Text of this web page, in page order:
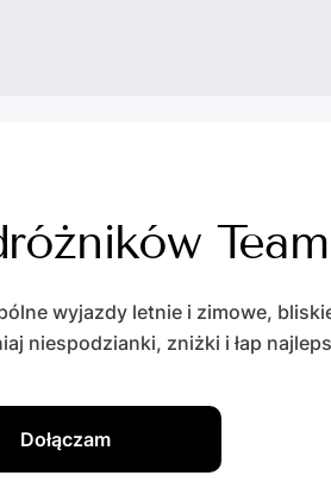
wyjazdy letnie i zimowe,
niespodzianki, zniżki i łap
Dołączam